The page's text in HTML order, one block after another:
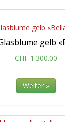
CHF 1'300.00
Weiter »